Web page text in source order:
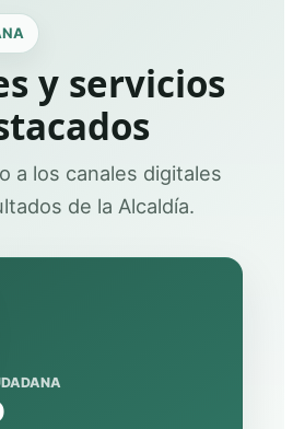
y servicios
a los canales digitales
de la Alcaldía.